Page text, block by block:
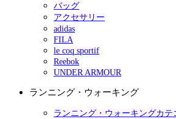
バッグ
アクセサリー
adidas
FILA
le coq sportif
Reebok
UNDER ARMOUR
ランニング・ウォーキング
ランニング・ウォーキングカテ